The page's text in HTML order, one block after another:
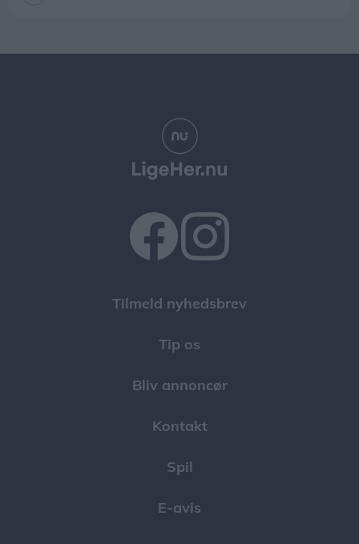
Tilmeld nyhedsbrev
Tip os
Bliv annoncør
Kontakt
Spil
E-avis